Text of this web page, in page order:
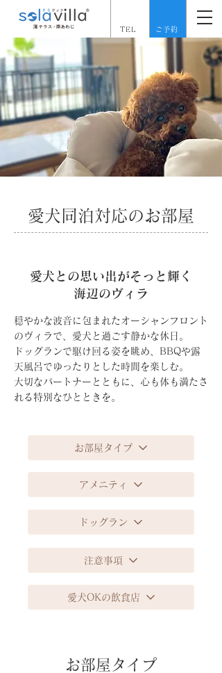
ご予約
TEL
愛犬同泊対応のお部屋
愛犬との思い出がそっと輝く
海辺のヴィラ
穏やかな波音に包まれたオーシャンフロント
のヴィラで、愛犬と過ごす静かな休日。
ドッグランで駆け回る姿を眺め、BBQや露
天風呂でゆったりとした時間を楽しむ。
大切なパートナーとともに、心も体も満たさ
れる特別なひとときを。
お部屋タイプ
アメニティ
ドッグラン
注意事項
愛犬OKの飲食店
お部屋タイプ